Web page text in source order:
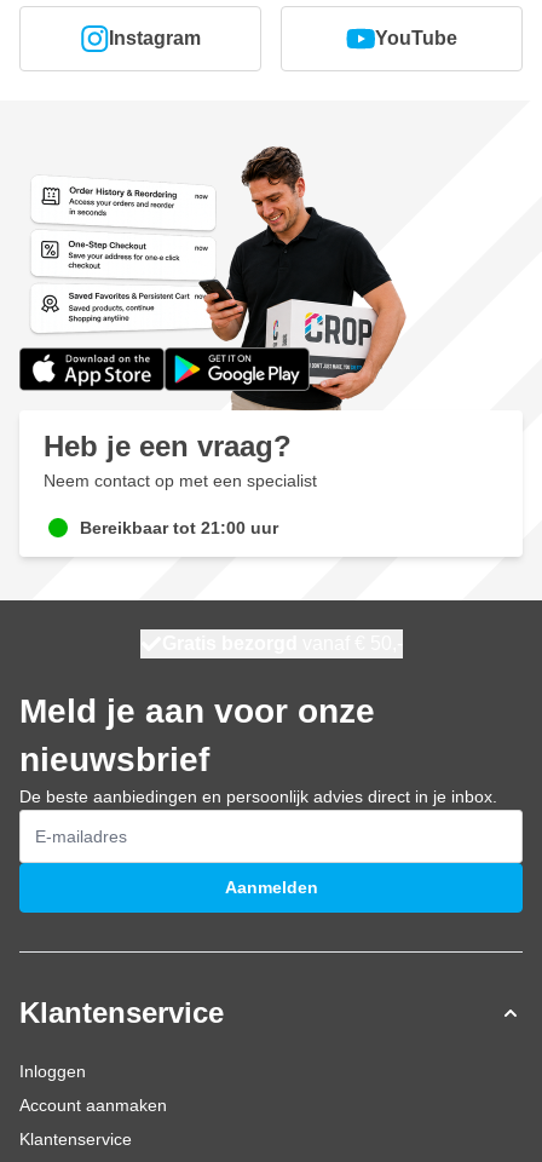
Instagram YouTube
Heb je een vraag?
Neem contact op met een specialist
Bereikbaar tot 21:00 uur
Meld je aan voor onze
nieuwsbrief
De beste aanbiedingen en persoonlijk advies direct in je inbox.
E-mailadres
Aanmelden
Klantenservice
Inloggen
Account aanmaken
Klantenservice